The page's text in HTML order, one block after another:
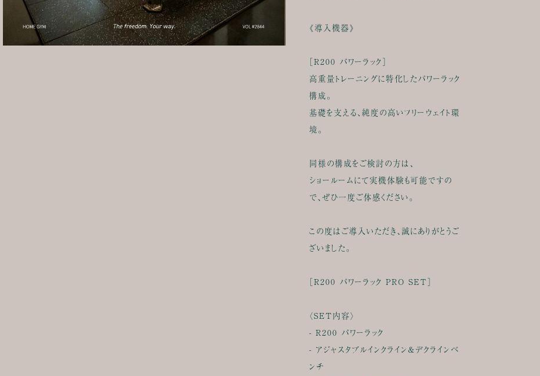
《導入機器》
［R200 パワーラック］
高重量トレーニングに特化したパワーラック
構成。
基礎を支える、純度の高いフリーウェイト環
境。
同様の構成をご検討の方は、
ショールームにて実機体験も可能ですの
で、ぜひ一度ご体感ください。
この度はご導入いただき、誠にありがとうご
ざいました。
［R200 パワーラック PRO SET］
〈SET内容〉
- R200 パワーラック
- アジャスタブルインクライン&デクラインベ
ンチ